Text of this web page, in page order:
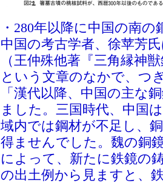
・280年以降に中国の南
中国の考古学者、徐苹芳
（王仲殊他著『三角縁神
という文章のなかで、つ
「漢代以降、中国の主な
ました。三国時代、中国
域内では鋼材が不足し、
得ませんでした。魏の銅
によって、新たに鉄鏡の
の出土例から見ますと、